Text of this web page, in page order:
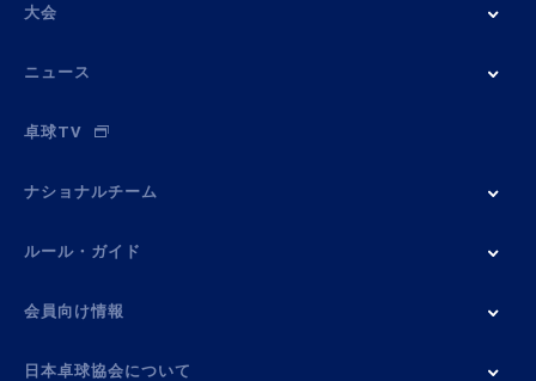
大会
ニュース
卓球TV
ナショナルチーム
ルール・ガイド
会員向け情報
日本卓球協会について